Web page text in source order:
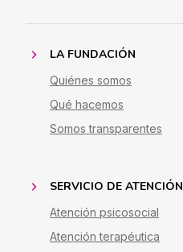
LA FUNDACIÓN
Quiénes somos
Qué hacemos
Somos transparentes
SERVICIO DE ATENCIÓN
Atención psicosocial
Atención terapéutica